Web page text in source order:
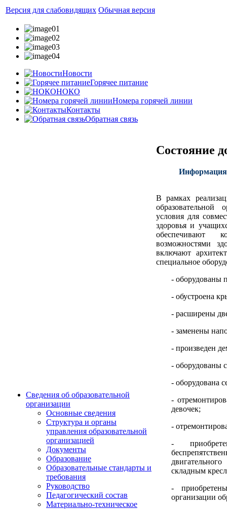
Версия для слабовидящих Обычная версия
Новости
Горячее питание
НОКО
Номера горячей линии
Контакты
Обратная связь
Сведения об образовательной
организации
Основные сведения
Структура и органы
управления образовательной
организацией
Документы
Образование
Образовательные стандарты и
требования
Руководство
Педагогический состав
Материально-техническое
Состояние
Информация
В рамках
образовательной
условия для
здоровья и
обеспечивают
возможностями
включают
специальное
- оборудованы
- обустроена
- расширены
- заменены
- произведен
- оборудованы
- оборудована
-
девочек;
-
-
складным
-
организации